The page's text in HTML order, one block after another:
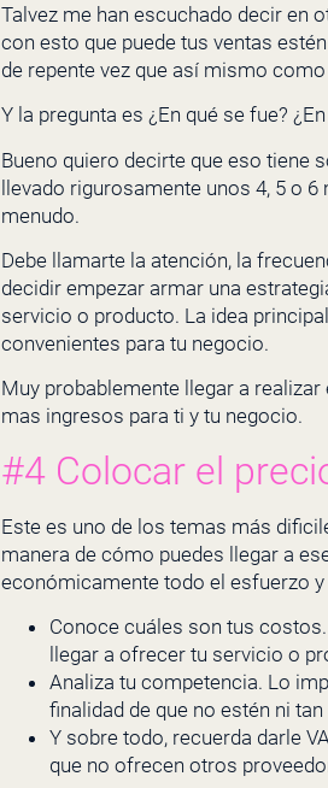
Talvez me han escuchado decir en
con esto que puede tus ventas
de repente vez que así mismo
Y la pregunta es ¿En qué se fue?
Bueno quiero decirte que eso tiene
llevado rigurosamente unos 4, 5 o
menudo.
Debe llamarte la atención, la
decidir empezar armar una
servicio o producto. La idea
convenientes para tu negocio.
Muy probablemente llegar a
mas ingresos para ti y tu negocio.
#4 Colocar el
Este es uno de los temas más
manera de cómo puedes llegar a
económicamente todo el esfuerzo
Conoce cuáles son tus
llegar a ofrecer tu servicio o
Analiza tu competencia. Lo
finalidad de que no estén ni
Y sobre todo, recuerda darle
que no ofrecen otros